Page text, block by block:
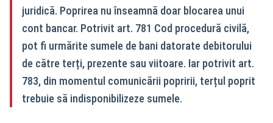
juridică. Poprirea nu înseamnă doar blocarea unui
cont bancar. Potrivit art. 781 Cod procedură civilă,
pot fi urmărite sumele de bani datorate debitorului
de către terți, prezente sau viitoare. Iar potrivit art.
783, din momentul comunicării popririi, terțul poprit
trebuie să indisponibilizeze sumele.